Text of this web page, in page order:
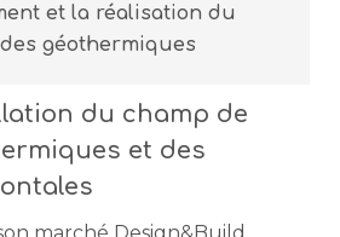
et la réalisation du
géothermiques
du champ de
et des